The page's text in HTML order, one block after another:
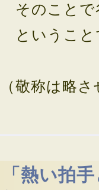
そのことで
ということ
（敬称は略
「熱い拍